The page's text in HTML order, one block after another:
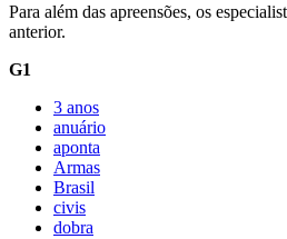
Para além das apreensões, os
anterior.
G1
3 anos
anuário
aponta
Armas
civis
dobra